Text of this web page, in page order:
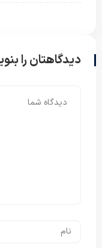
دیدگاهتان را